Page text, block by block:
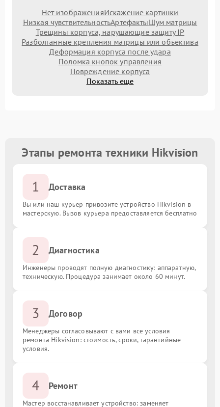
Нет изображенияИскажение картинки
Низкая чувствительностьАртефактыШум матрицы
Трещины корпуса, нарушающие защиту IP
Разболтанные крепления матрицы или объектива
Деформация корпуса после удара
Поломка кнопок управления
Повреждение корпуса
Показать еще
Этапы ремонта техники Hikvision
1 Доставка
Вы или наш курьер привозите устройство Hikvision в
мастерскую. Вызов курьера предоставляется бесплатно
2 Диагностика
Инженеры проводят полную диагностику: аппаратную,
техническую. Процедура занимает около 60 минут.
3 Договор
Менеджеры согласовывают с вами все условия
ремонта Hikvision: стоимость, сроки, гарантийные
условия.
4 Ремонт
Мастер восстанавливает устройство: заменяет